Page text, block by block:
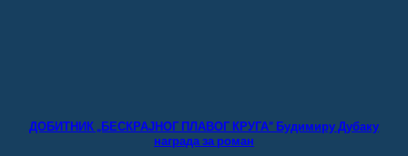
ДОБИТНИК „БЕСКРАЈНОГ ПЛАВОГ КРУГА” Будимиру Дубаку
награда за роман